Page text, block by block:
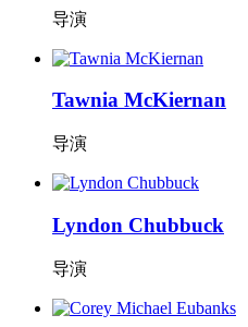
导演
Tawnia McKiernan
导演
Lyndon Chubbuck
导演